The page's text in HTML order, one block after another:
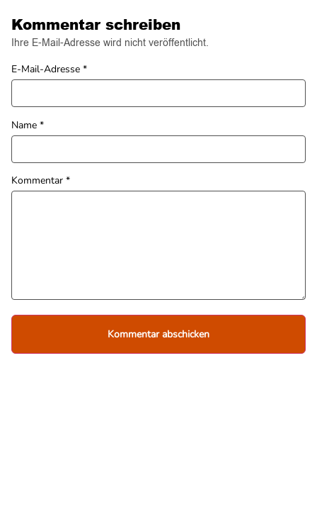
Kommentar schreiben
Ihre E-Mail-Adresse wird nicht veröffentlicht.
Kommentar *
Name *
E-Mail-Adresse *